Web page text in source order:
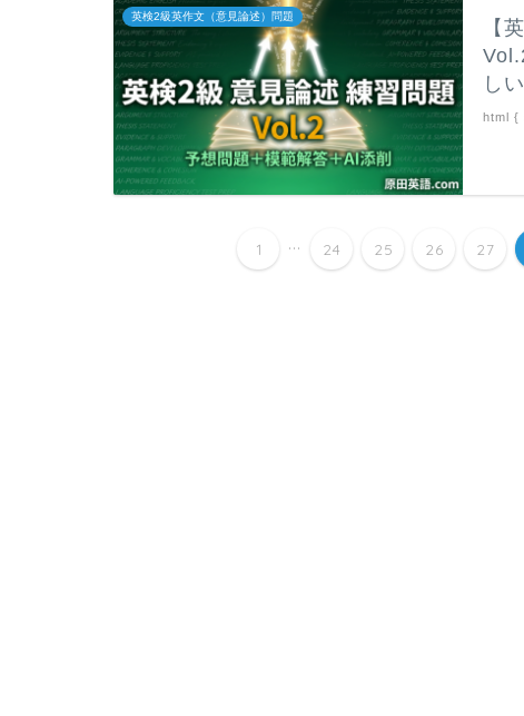
英検2級英作文（意見論述）問題
【
し
html {
1 ... 24 25 26 27